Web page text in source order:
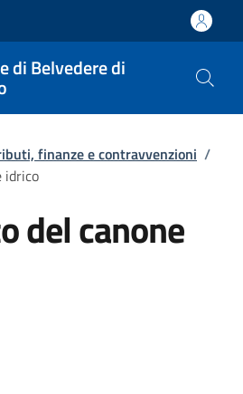
di Belvedere di
finanze e contravvenzioni /
idrico
del canone